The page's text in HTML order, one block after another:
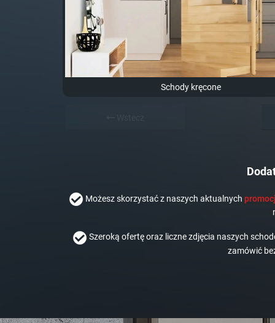
Schody kręcone
Możesz skorzystać z naszych aktualnych
Szeroką ofertę oraz liczne zdjęcia naszych
zamówić